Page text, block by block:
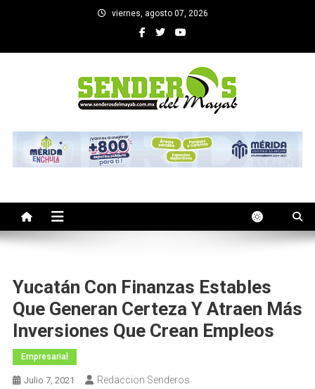
viernes, agosto 07, 2026
SENDEROS DEL MAYAB
Yucatán Con Finanzas Estables
Que Generan Certeza Y Atraen Más
Inversiones Que Crean Empleos
Empresarial
Julio 7, 2021 Redaccion Senderos